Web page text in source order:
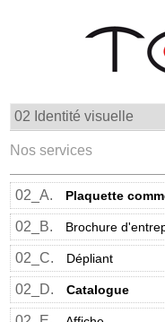
Nos services
02_A. Plaquette
02_B. Brochure
02_C. Dépliant
02_D. Catalogue